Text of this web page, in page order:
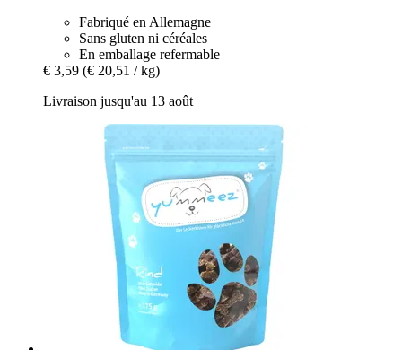
Fabriqué en Allemagne
Sans gluten ni céréales
En emballage refermable
€ 3,59 (€ 20,51 / kg)
Livraison jusqu'au 13 août